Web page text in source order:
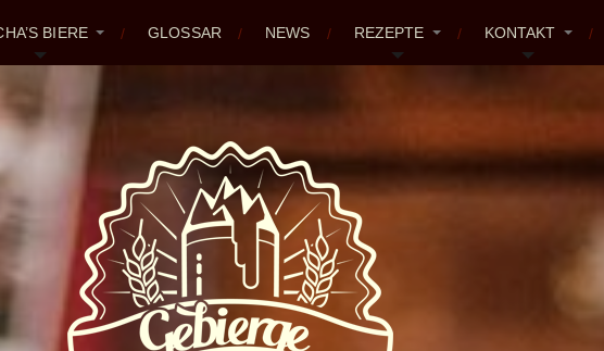
BIERE GLOSSAR NEWS REZEPTE KONTAKT